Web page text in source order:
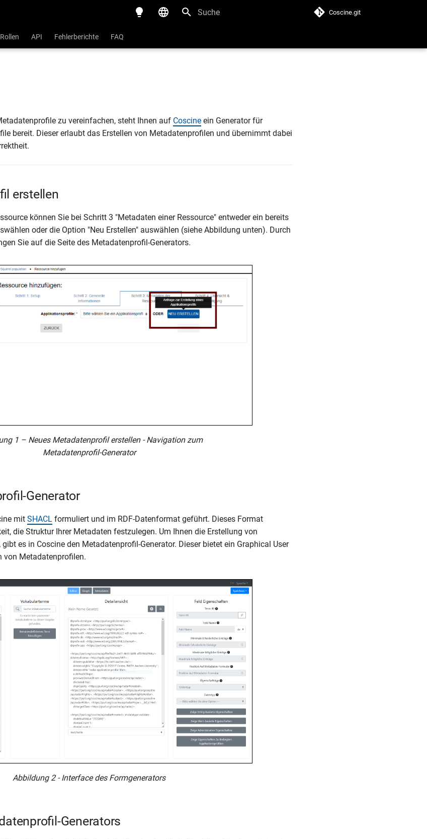
Coscine.git
API Fehlerberichte FAQ
zu vereinfachen, steht Ihnen auf Coscine ein Generator für
bereit. Dieser erlaubt das Erstellen von Metadatenprofilen und übernimmt dabei
erstellen
können Sie bei Schritt 3 "Metadaten einer Ressource" entweder ein bereits
oder die Option "Neu Erstellen" auswählen (siehe Abbildung unten). Durch
Sie auf die Seite des Metadatenprofil-Generators.
1 – Neues Metadatenprofil erstellen - Navigation zum
Metadatenprofil-Generator
Generator
mit SHACL formuliert und im RDF-Datenformat geführt. Dieses Format
die Struktur Ihrer Metadaten festzulegen. Um Ihnen die Erstellung von
es in Coscine den Metadatenprofil-Generator. Dieser bietet ein Graphical User
von Metadatenprofilen.
Abbildung 2 - Interface des Formgenerators
Generators